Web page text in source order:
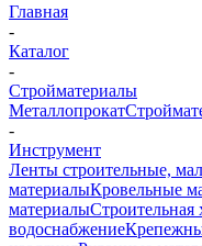
Главная
-
Каталог
-
Стройматериалы
Металлопрокат
-
Инструмент
Ленты строительные,
материалыКровельные
материалыСтроительная
водоснабжение